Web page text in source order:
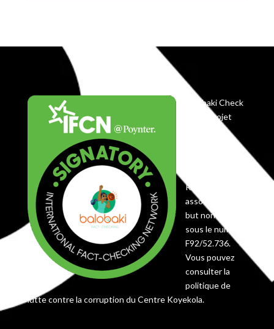
Balobaki Check
est le projet
éditorial du
RDC comme
association à
but non lucratif
sous le numéro
F92/52.736.
Vous pouvez
consulter la
politique de
lutte contre la corruption du Centre Koyekola.